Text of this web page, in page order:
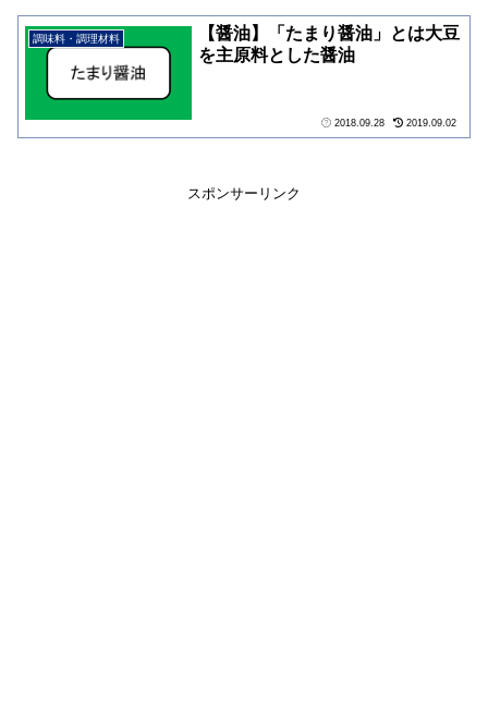
調味料・調理材料
【醤油】「たまり醤油」とは大豆
を主原料とした醤油
2018.09.28 2019.09.02
スポンサーリンク